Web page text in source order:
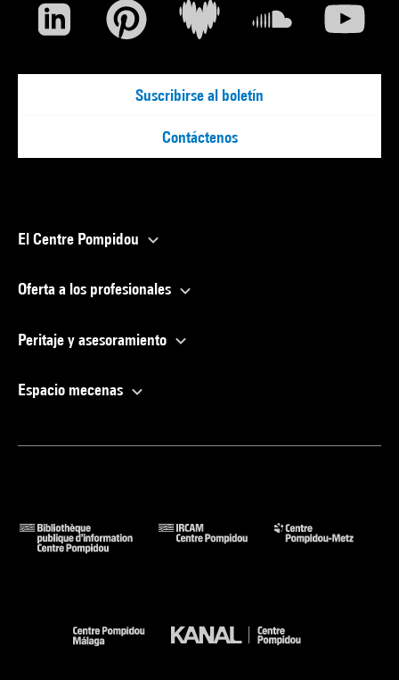
Suscribirse al boletín
Contáctenos
El Centre Pompidou
Oferta a los profesionales
Peritaje y asesoramiento
Espacio mecenas